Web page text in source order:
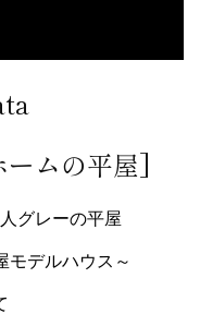
ムの平屋]
グレーの平屋
モデルハウス～